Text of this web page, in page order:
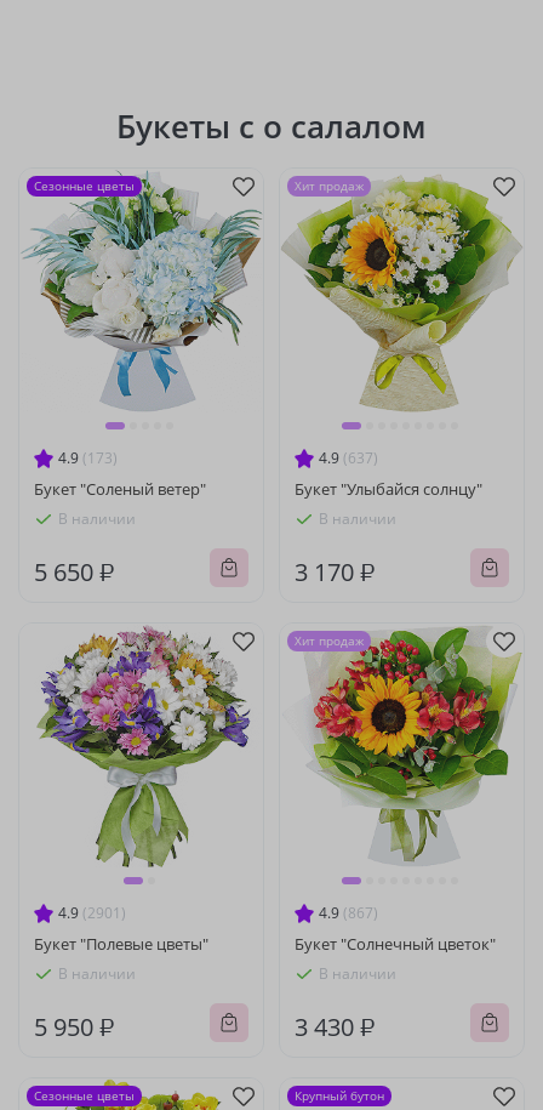
Букеты с о салалом
4.9 (173)
Букет "Соленый ветер"
В наличии
5 650 ₽
Сезонные цветы
4.9 (637)
Букет "Улыбайся солнцу"
В наличии
3 170 ₽
Хит продаж
4.9 (2901)
Букет "Полевые цветы"
В наличии
5 950 ₽
4.9 (867)
Букет "Солнечный цветок"
В наличии
3 430 ₽
Хит продаж
Сезонные цветы Крупный бутон